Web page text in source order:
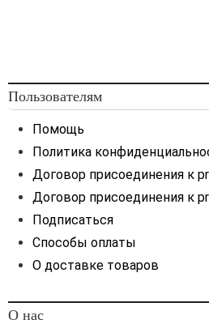
Пользователям
Помощь
Политика
Договор присоединения к
Договор присоединения к
Подписаться
Способы оплаты
О доставке товаров
О нас